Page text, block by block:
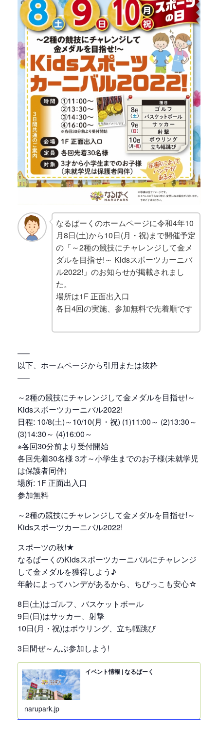
なるぱーくのホームページに令和4年10
月8日(土)から10日(月・祝)まで開催予定
の「～2種の競技にチャレンジして金メ
ダルを目指せ!～ Kidsスポーツカーニバ
ル2022!」のお知らせが掲載されまし
た。
場所は1F 正面出入口
各日4回の実施、参加無料で先着順です
—–
以下、ホームページから引用または抜粋
—–
～2種の競技にチャレンジして金メダルを目指せ!～
Kidsスポーツカーニバル2022!
日程: 10/8(土)～10/10(月・祝) (1)11:00～ (2)13:30～
(3)14:30～ (4)16:00～
※各回30分前より受付開始
各回先着30名様 3才～小学生までのお子様(未就学児
は保護者同伴)
場所: 1F 正面出入口
参加無料
～2種の競技にチャレンジして金メダルを目指せ!～
Kidsスポーツカーニバル2022!
スポーツの秋!★
なるぱーくのKidsスポーツカーニバルにチャレンジ
して金メダルを獲得しよう♪
年齢によってハンデがあるから、ちびっこも安心☆
8日(土)はゴルフ、バスケットボール
9日(日)はサッカー、射撃
10日(月・祝)はボウリング、立ち幅跳び
3日間ぜ～んぶ参加しよう!
イベント情報 | なるぱーく
narupark.jp